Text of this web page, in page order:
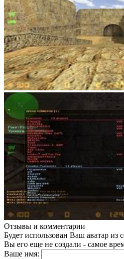
Отзывы и комментарии
Будет использован Ваш аватар из
Вы его еще не создали - самое
Ваше имя: